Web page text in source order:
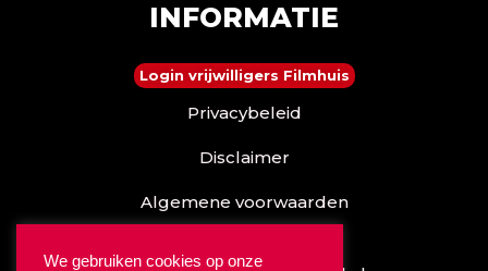
INFORMATIE
Login vrijwilligers Filmhuis
Privacybeleid
Disclaimer
Algemene voorwaarden
We gebruiken cookies op onze